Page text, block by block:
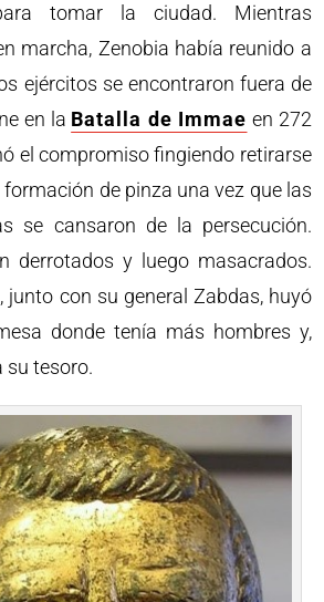
tomar la ciudad. Mientras
marcha, Zenobia había reunido a
ejércitos se encontraron fuera de
en la Batalla de Immae en 272
el compromiso fingiendo retirarse
de pinza una vez que las
se cansaron de la persecución.
derrotados y luego masacrados.
junto con su general Zabdas, huyó
donde tenía más hombres y,
su tesoro.